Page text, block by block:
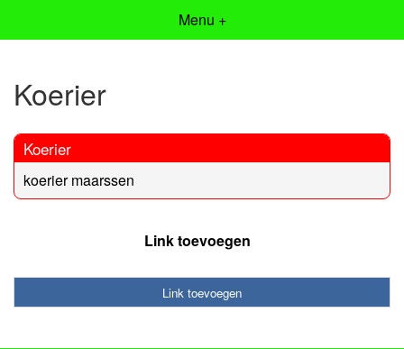
Menu +
Koerier
Koerier
koerier maarssen
Link toevoegen
Link toevoegen